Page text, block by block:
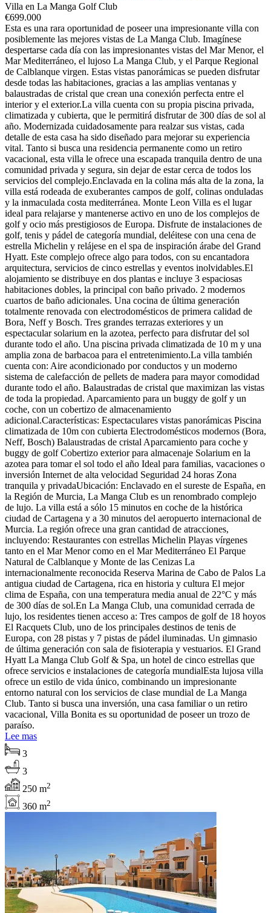
Villa en La Manga Golf Club
€699.000
Esta es una rara oportunidad de poseer una impresionante villa con
posiblemente las mejores vistas de La Manga Club. Imagínese
despertarse cada día con las impresionantes vistas del Mar Menor, el
Mar Mediterráneo, el lujoso La Manga Club, y el Parque Regional
de Calblanque virgen. Estas vistas panorámicas se pueden disfrutar
desde todas las habitaciones, gracias a las amplias ventanas y
balaustradas de cristal que crean una conexión perfecta entre el
interior y el exterior.La villa cuenta con su propia piscina privada,
climatizada y cubierta, que le permitirá disfrutar de 300 días de sol al
año. Modernizada cuidadosamente para realzar sus vistas, cada
detalle de esta casa ha sido diseñado para mejorar su experiencia
vital. Tanto si busca una residencia permanente como un retiro
vacacional, esta villa le ofrece una escapada tranquila dentro de una
comunidad privada y segura, sin dejar de estar cerca de todos los
servicios del complejo.Enclavada en la colina más alta de la zona, la
villa está rodeada de exuberantes campos de golf, colinas onduladas
y la inmaculada costa mediterránea. Monte Leon Villa es el lugar
ideal para relajarse y mantenerse activo en uno de los complejos de
golf y ocio más prestigiosos de Europa. Disfrute de instalaciones de
golf, tenis y pádel de categoría mundial, deléitese con una cena de
estrella Michelin y relájese en el spa de inspiración árabe del Grand
Hyatt. Este complejo ofrece algo para todos, con su encantadora
arquitectura, servicios de cinco estrellas y eventos inolvidables.El
alojamiento se distribuye en dos plantas e incluye 3 espaciosas
habitaciones dobles, la principal con baño privado. 2 modernos
cuartos de baño adicionales. Una cocina de última generación
totalmente renovada con electrodomésticos de primera calidad de
Bora, Neff y Bosch. Tres grandes terrazas exteriores y un
espectacular solarium en la azotea, perfecto para disfrutar del sol
durante todo el año. Una piscina privada climatizada de 10 m y una
amplia zona de barbacoa para el entretenimiento.La villa también
cuenta con: Aire acondicionado por conductos y un moderno
sistema de calefacción de pellets de madera para mayor comodidad
durante todo el año. Balaustradas de cristal que maximizan las vistas
de toda la propiedad. Aparcamiento para un buggy de golf y un
coche, con un cobertizo de almacenamiento
adicional.Características: Espectaculares vistas panorámicas Piscina
climatizada de 10m con cubierta Electrodomésticos modernos (Bora,
Neff, Bosch) Balaustradas de cristal Aparcamiento para coche y
buggy de golf Cobertizo exterior para almacenaje Solarium en la
azotea para tomar el sol todo el año Ideal para familias, vacaciones o
inversión Internet de alta velocidad Seguridad 24 horas Zona
tranquila y privadaUbicación: Enclavado en el sureste de España, en
la Región de Murcia, La Manga Club es un renombrado complejo
de lujo. La villa está a sólo 15 minutos en coche de la histórica
ciudad de Cartagena y a 30 minutos del aeropuerto internacional de
Murcia. La región ofrece una gran cantidad de atracciones,
incluyendo: Restaurantes con estrellas Michelin Playas vírgenes
tanto en el Mar Menor como en el Mar Mediterráneo El Parque
Natural de Calblanque y Monte de las Cenizas La
internacionalmente reconocida Reserva Marina de Cabo de Palos La
antigua ciudad de Cartagena, rica en historia y cultura El mejor
clima de España, con una temperatura media anual de 22°C y más
de 300 días de sol.En La Manga Club, una comunidad cerrada de
lujo, los residentes tienen acceso a: Tres campos de golf de 18 hoyos
El Racquets Club, uno de los principales destinos de tenis de
Europa, con 28 pistas y 7 pistas de pádel iluminadas. Un gimnasio
de última generación con sala de fisioterapia y vestuarios. El Grand
Hyatt La Manga Club Golf & Spa, un hotel de cinco estrellas que
ofrece servicios e instalaciones de categoría mundialEsta lujosa villa
ofrece un estilo de vida único, combinando un impresionante
entorno natural con los servicios de clase mundial de La Manga
Club. Tanto si busca una inversión, una casa familiar o un retiro
vacacional, Villa Bonita es su oportunidad de poseer un trozo de
paraíso.
Lee mas
3
3
250 m2
360 m2